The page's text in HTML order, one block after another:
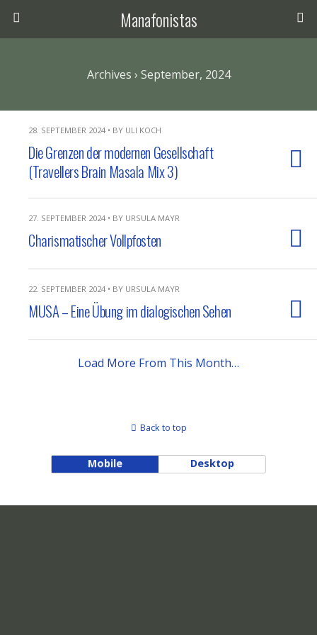
Manafonistas
Archives › September, 2024
28. SEPTEMBER 2024 • BY ULI KOCH
Die Grenzen der modernen Gesellschaft
(Travellers Brain Masala Mix 3)
27. SEPTEMBER 2024 • BY URSULA MAYR
Charismatischer Vollpfosten
22. SEPTEMBER 2024 • BY URSULA MAYR
MUSA – Eine Übung im dialogischen Sehen
Load More From This Month…
Back to top
Mobile Desktop